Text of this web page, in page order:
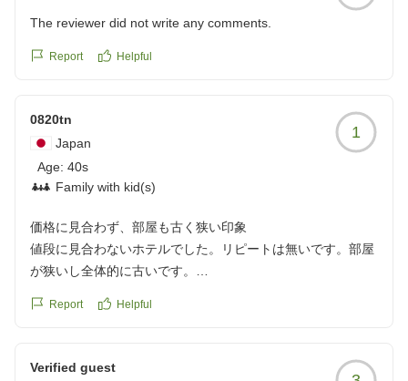
The reviewer did not write any comments.
Report Helpful
0820tn
Japan
Age: 40s
Family with kid(s)
1
価格に見合わず、部屋も古く狭い印象
値段に見合わないホテルでした。リピートは無いです。部屋
が狭いし全体的に古いです。
https://review.travel.rakuten.co.jp/hotel/voice/9564?
Report Helpful
Verified guest